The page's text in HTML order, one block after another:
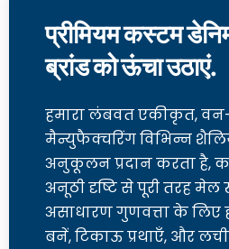
प्रीमियम कस्टम
ब्रांड को ऊंचा उठाएं.
हमारा लंबवत एकीकृत,
मैन्युफैक्चरिंग विभिन्न
अनुकूलन प्रदान करता है,
अनूठी दृष्टि से पूरी तरह मेल
असाधारण गुणवत्ता के लिए
बनें, टिकाऊ प्रथाएँ, और